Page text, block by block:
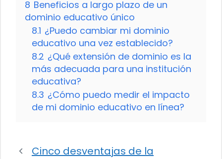
8 Beneficios a largo plazo de un
dominio educativo único
8.1 ¿Puedo cambiar mi dominio
educativo una vez establecido?
8.2 ¿Qué extensión de dominio es la
más adecuada para una institución
educativa?
8.3 ¿Cómo puedo medir el impacto
de mi dominio educativo en línea?
Cinco desventajas de la